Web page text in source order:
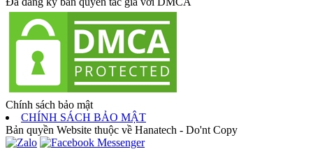
Chính sách bảo mật
CHÍNH SÁCH BẢO MẬT
Bản quyền Website thuộc về Hanatech - Do'nt Copy